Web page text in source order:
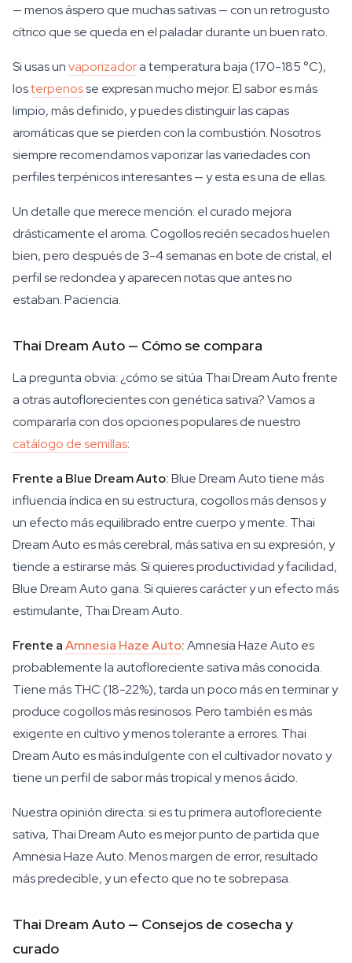
— menos áspero que muchas sativas — con un retrogusto
cítrico que se queda en el paladar durante un buen rato.
Si usas unvaporizadora temperatura baja (170-185 °C),
losterpenosse expresan mucho mejor. El sabor es más
limpio, más definido, y puedes distinguir las capas
aromáticas que se pierden con la combustión. Nosotros
siempre recomendamos vaporizar las variedades con
perfiles terpénicos interesantes — y esta es una de ellas.
Un detalle que merece mención: el curado mejora
drásticamente el aroma. Cogollos recién secados huelen
bien, pero después de 3-4 semanas en bote de cristal, el
perfil se redondea y aparecen notas que antes no
estaban. Paciencia.
Thai Dream Auto — Cómo se compara
La pregunta obvia: ¿cómo se sitúa Thai Dream Auto frente
a otras autoflorecientes con genética sativa? Vamos a
compararla con dos opciones populares de nuestro
catálogo de semillas:
Frente a Blue Dream Auto:Blue Dream Auto tiene más
influencia índica en su estructura, cogollos más densos y
un efecto más equilibrado entre cuerpo y mente. Thai
Dream Auto es más cerebral, más sativa en su expresión, y
tiende a estirarse más. Si quieres productividad y facilidad,
Blue Dream Auto gana. Si quieres carácter y un efecto más
estimulante, Thai Dream Auto.
Frente aAmnesia Haze Auto:Amnesia Haze Auto es
probablemente la autofloreciente sativa más conocida.
Tiene más THC (18-22%), tarda un poco más en terminar y
produce cogollos más resinosos. Pero también es más
exigente en cultivo y menos tolerante a errores. Thai
Dream Auto es más indulgente con el cultivador novato y
tiene un perfil de sabor más tropical y menos ácido.
Nuestra opinión directa: si es tu primera autofloreciente
sativa, Thai Dream Auto es mejor punto de partida que
Amnesia Haze Auto. Menos margen de error, resultado
más predecible, y un efecto que no te sobrepasa.
Thai Dream Auto — Consejos de cosecha y
curado